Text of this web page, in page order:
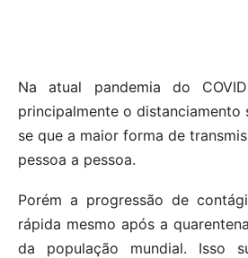
Na atual pandemia do
principalmente o
se que a maior forma de
pessoa a pessoa.
Porém a progressão de
rápida mesmo após a
da população mundial. Isso